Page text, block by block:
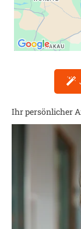
Ihr persönlicher